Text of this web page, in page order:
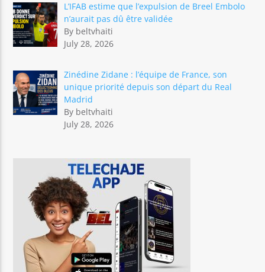
L’IFAB estime que l’expulsion de Breel Embolo
n’aurait pas dû être validée
By beltvhaiti
July 28, 2026
Zinédine Zidane : l’équipe de France, son
unique priorité depuis son départ du Real
Madrid
By beltvhaiti
July 28, 2026